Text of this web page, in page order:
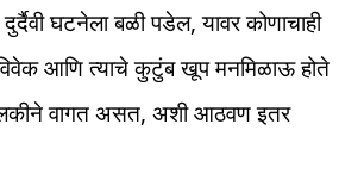
घटनेला बळी पडेल, यावर कोणाचाही
आणि त्याचे कुटुंब खूप मनमिळाऊ होते
वागत असत, अशी आठवण इतर